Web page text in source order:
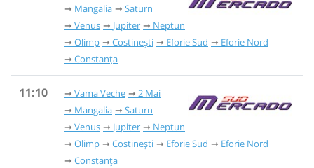
Mangalia
Saturn
Venus
Jupiter
Neptun
Olimp
Costinești Eforie Sud
Eforie Nord
Constanța
11:10 Vama Veche
2 Mai
Mangalia
Saturn
Venus
Jupiter
Neptun
Olimp
Costinești Eforie Sud
Eforie Nord
Constanța